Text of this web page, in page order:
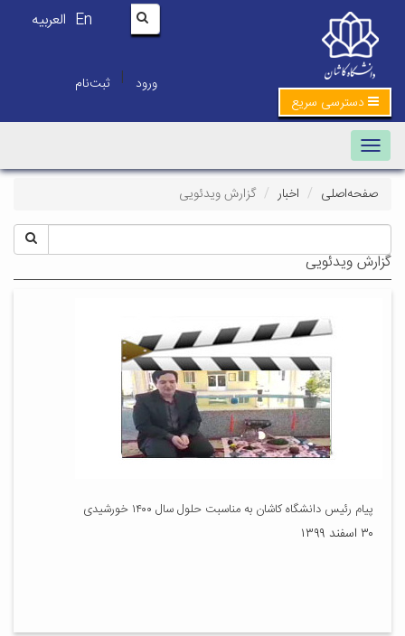
En العربیه
ورود | ثبت‌نام
دسترسی سریع
Toggle navigation
صفحه‌اصلی اخبار گزارش ویدئویی
گزارش ویدئویی
پیام رئیس دانشگاه کاشان به مناسبت حلول سال ۱۴۰۰ خورشیدی
۳۰ اسفند ۱۳۹۹